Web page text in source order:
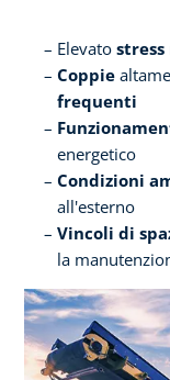
Elevato stress
Coppie
frequenti
energetico
Condizioni
all'esterno
Vincoli di
la